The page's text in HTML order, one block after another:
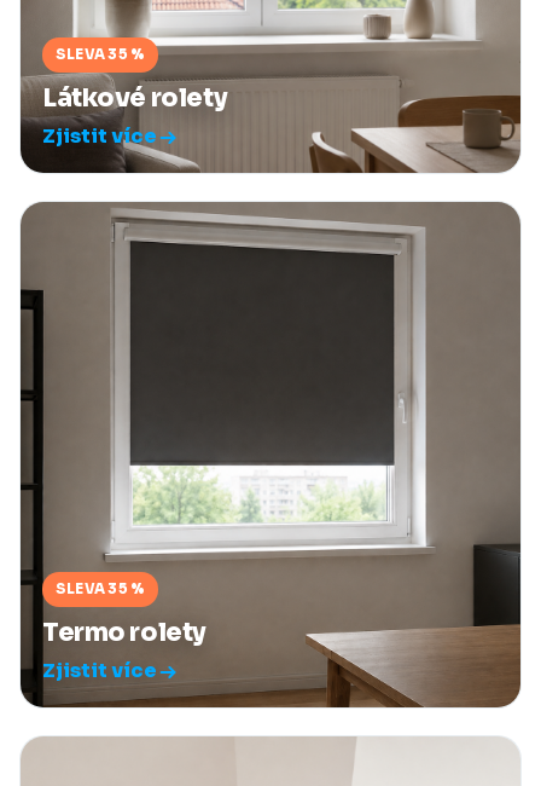
SLEVA 35 %
Látkové rolety
Zjistit více
SLEVA 35 %
Termo rolety
Zjistit více